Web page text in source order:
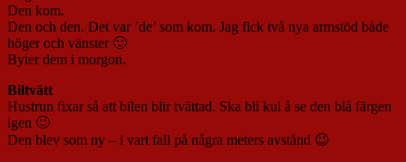
Den kom.
Den och den. Det var ’de’ som kom. Jag fick två nya armstöd både
höger och vänster 🙂
Byter dem i morgon.
Biltvätt
Hustrun fixar så att bilen blir tvättad. Ska bli kul å se den blå färgen
igen 🙂
Den blev som ny – i vart fall på några meters avstånd 😉